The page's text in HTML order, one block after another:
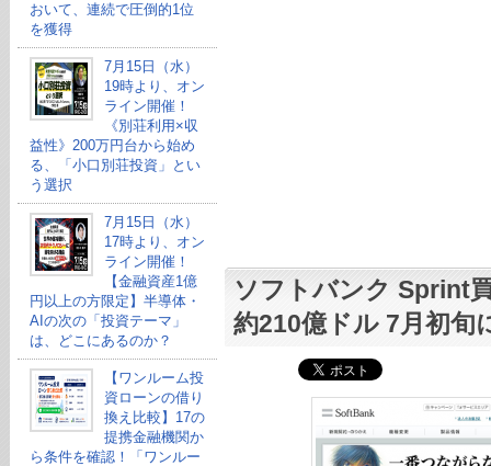
おいて、連続で圧倒的1位
を獲得
7月15日（水）
19時より、オン
ライン開催！
《別荘利用×収
益性》200万円台から始め
る、「小口別荘投資」とい
う選択
7月15日（水）
17時より、オン
ライン開催！
【金融資産1億
円以上の方限定】半導体・
AIの次の「投資テーマ」
は、どこにあるのか？
【ワンルーム投
資ローンの借り
換え比較】17の
提携金融機関か
ら条件を確認！「ワンルー
ソフトバンク Sprint
約210億ドル 7月初旬